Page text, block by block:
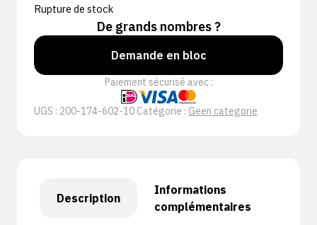
Rupture de stock
De grands nombres ?
Demande en bloc
Paiement sécurisé avec :
UGS : 200-174-602-10 Catégorie : Geen categorie
Description
Informations
complémentaires